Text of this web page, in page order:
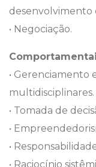
desenvolvimento
• Negociação.
• Gerenciamento
multidisciplinares.
• Tomada de
•
•
• Raciocínio